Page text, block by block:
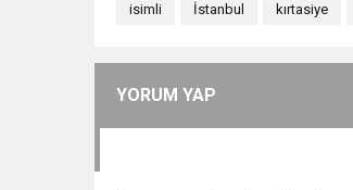
isimli İstanbul kırtasiye
YORUM YAP